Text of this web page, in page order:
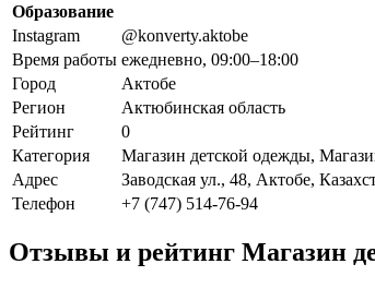
Образование
Instagram
@konverty.aktobe
Время работы ежедневно, 09:00–18:00
Город
Актобе
Регион
Актюбинская область
Рейтинг
0
Категория
Магазин детской одежды,
Адрес
Заводская ул., 48, Актобе,
Телефон
+7 (747) 514-76-94
Отзывы и рейтинг Магазин